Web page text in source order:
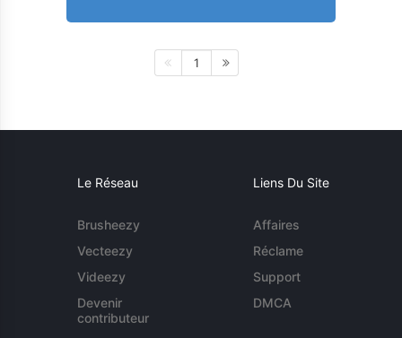
1
Le Réseau
Brusheezy
Vecteezy
Videezy
Devenir
contributeur
Liens Du Site
Affaires
Réclame
Support
DMCA